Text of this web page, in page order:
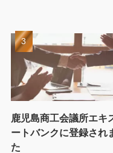
鹿児島商工会議所エキ
ートバンクに登録され
た